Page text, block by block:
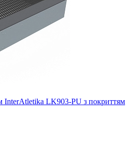
InterAtletika LK903-PU з покриттям